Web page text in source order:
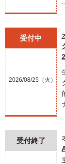
受付中
2026/08/25（火）
受付終了